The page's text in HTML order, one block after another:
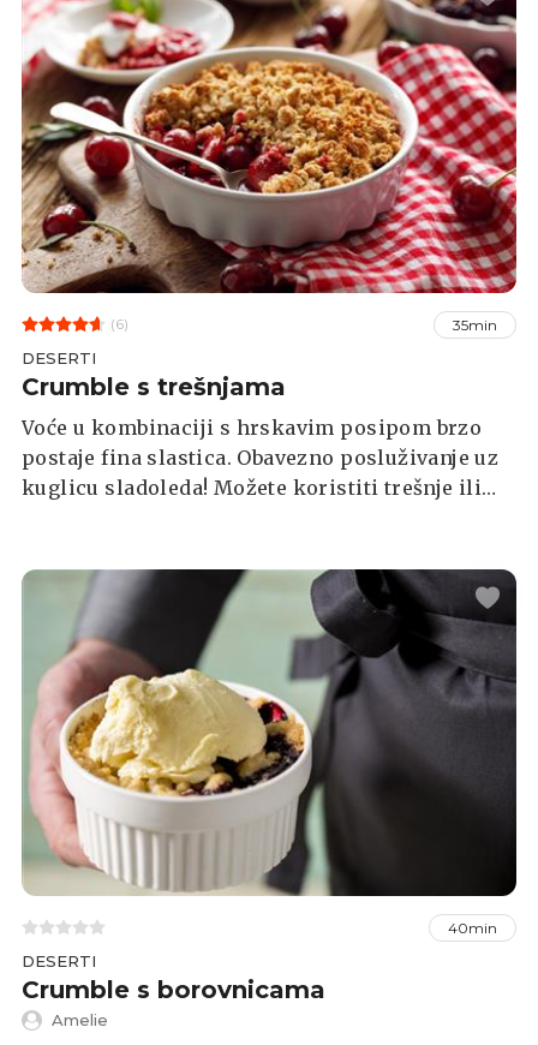
(6) 35min
DESERTI
Crumble s trešnjama
Voće u kombinaciji s hrskavim posipom brzo
postaje fina slastica. Obavezno posluživanje uz
kuglicu sladoleda! Možete koristiti trešnje ili
40min
DESERTI
Crumble s borovnicama
Amelie